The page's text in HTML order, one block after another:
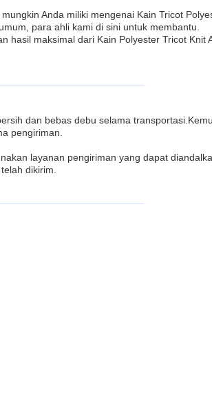
Anda miliki mengenai Kain Tricot
para ahli kami di sini untuk membantu.
hasil maksimal dari Kain Polyester Tricot Knit
dan bebas debu selama
pengiriman.
layanan pengiriman yang dapat
dikirim.